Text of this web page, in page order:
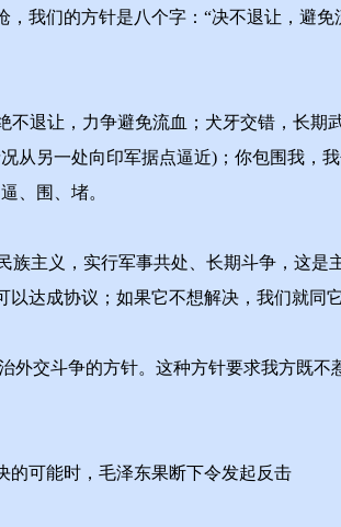
我们的方针是八个字：“决不退让，避
让，力争避免流血；犬牙交错，长期武
从另一处向印军据点逼近)；你包围我，
、围、堵。
义，实行军事共处、长期斗争，这是
达成协议；如果它不想解决，我们就同
斗争的方针。这种方针要求我方既不
可能时，毛泽东果断下令发起反击